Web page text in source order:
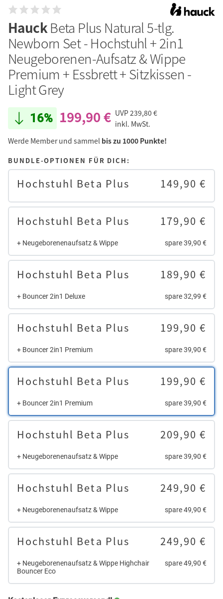
HauckBeta Plus Natural 5-tlg.
Newborn Set - Hochstuhl + 2in1
Neugeborenen-Aufsatz & Wippe
Premium + Essbrett + Sitzkissen -
Light Grey
16% 199,90 € UVP239,80 €
inkl. MwSt.
Werde Member und sammel bis zu 1000 Punkte!
BUNDLE-OPTIONEN FÜR DICH:
Hochstuhl Beta Plus 149,90 €
Hochstuhl Beta Plus
+ Neugeborenenaufsatz & Wippe
179,90 €
spare 39,90 €
Hochstuhl Beta Plus
+ Bouncer 2in1 Deluxe
189,90 €
spare 32,99 €
Hochstuhl Beta Plus
+ Bouncer 2in1 Premium
199,90 €
spare 39,90 €
Hochstuhl Beta Plus
+ Bouncer 2in1 Premium
199,90 €
spare 39,90 €
Hochstuhl Beta Plus
+ Neugeborenenaufsatz & Wippe
209,90 €
spare 39,90 €
Hochstuhl Beta Plus
+ Neugeborenenaufsatz & Wippe
249,90 €
spare 49,90 €
Hochstuhl Beta Plus
+ Neugeborenenaufsatz & Wippe Highchair
Bouncer Eco
249,90 €
spare 49,90 €